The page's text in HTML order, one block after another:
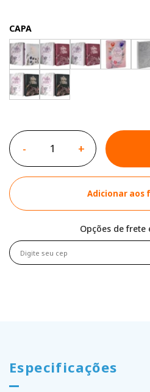
CAPA
- +
Adicionar aos
Opções de frete
Especificações